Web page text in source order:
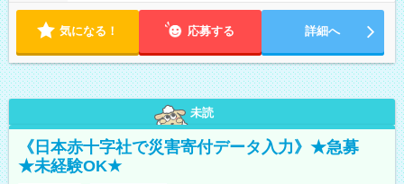
気になる！ 応募する 詳細へ
未読
《日本赤十字社で災害寄付データ入力》★急募
★未経験OK★